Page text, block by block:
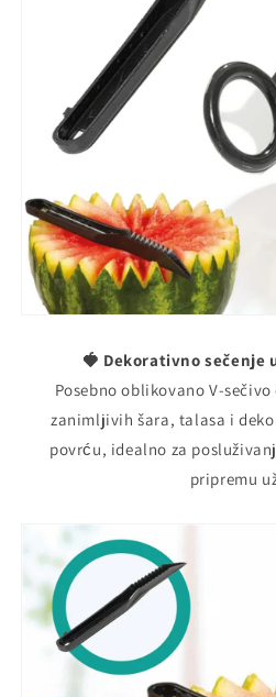
🍓 Dekorativno sečenje
Posebno oblikovano V-
zanimljivih šara, talasa i
povrću, idealno za
pripremu